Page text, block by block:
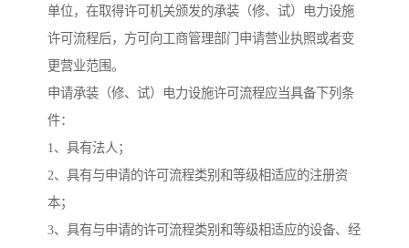
单位，在取得许可机关颁发的承装（修、试）电力设施
许可流程后，方可向工商管理部门申请营业执照或者变
更营业范围。
申请承装（修、试）电力设施许可流程应当具备下列条
件：
1、具有法人；
2、具有与申请的许可流程类别和等级相适应的注册资
本；
3、具有与申请的许可流程类别和等级相适应的设备、经